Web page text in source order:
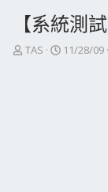
【系統測
主
TAS
開
11/28/09